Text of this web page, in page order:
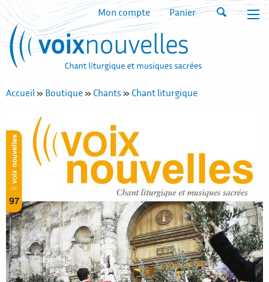
Mon compte Panier
Accueil» Boutique» Chants» Chant liturgique